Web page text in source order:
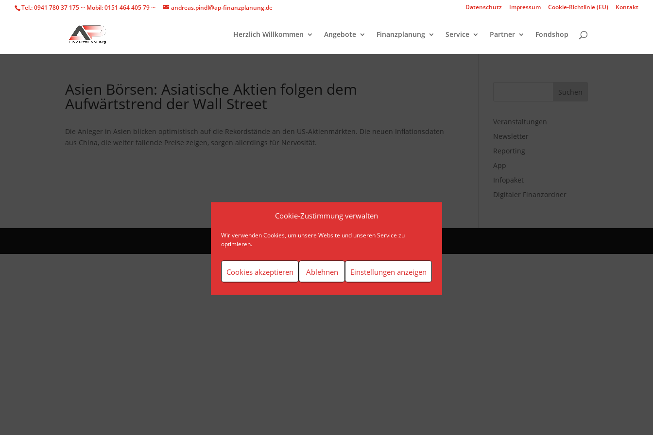
Cookie-Zustimmung verwalten
Wir verwenden Cookies, um unsere Website und unseren Service zu
optimieren.
Cookies akzeptieren Ablehnen Einstellungen anzeigen
Tel.: 0941 780 37 175 ··· Mobil: 0151 464 405 79 ··· andreas.pindl@ap-finanzplanung.de Datenschutz Impressum Cookie-Richtlinie (EU) Kontakt
Herzlich Willkommen Angebote Finanzplanung Service Partner Fondshop
Asien Börsen: Asiatische Aktien folgen dem
Aufwärtstrend der Wall Street
Die Anleger in Asien blicken optimistisch auf die Rekordstände an den US-Aktienmärkten. Die neuen Inflationsdaten
aus China, die weiter fallende Preise zeigen, sorgen allerdings für Nervosität.
Veranstaltungen
Newsletter
Reporting
App
Infopaket
Digitaler Finanzordner
© AP Finanzplanung Andreas Pindl